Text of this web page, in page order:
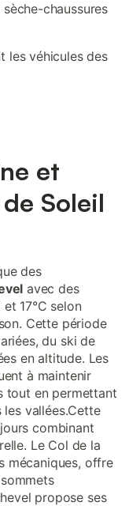
chaussures
les véhicules des
et
Soleil
des
avec des
17°C selon
Cette période
du ski de
en altitude. Les
à maintenir
tout en permettant
vallées.Cette
combinant
Le Col de la
mécaniques, offre
propose ses